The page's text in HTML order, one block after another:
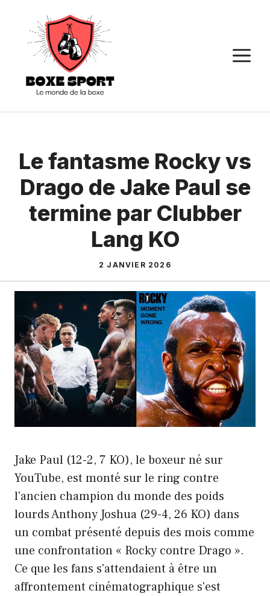
contenu
Le fantasme Rocky vs
Drago de Jake Paul se
termine par Clubber
Lang KO
2 JANVIER 2026
Jake Paul (12-2, 7 KO), le boxeur né sur
YouTube, est monté sur le ring contre
l'ancien champion du monde des poids
lourds Anthony Joshua (29-4, 26 KO) dans
un combat présenté depuis des mois comme
une confrontation « Rocky contre Drago ».
Ce que les fans s'attendaient à être un
affrontement cinématographique s'est